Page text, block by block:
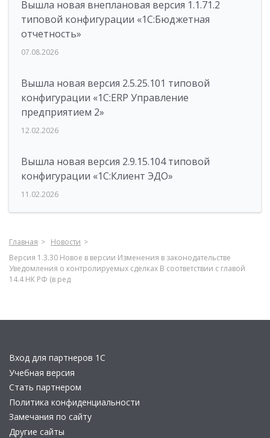
Вышла новая внеплановая версия 1.1.71.2
типовой конфигурации «1C:Бюджетная
отчетность»
07.08.2026
Вышла новая версия 2.5.25.101 типовой
конфигурации «1С:ERP Управление
предприятием 2»
12.02.2026
Вышла новая версия 2.9.15.104 типовой
конфигурации «1С:Клиент ЭДО»
11.02.2026
Главная
Новости
Версия 1.3.30 Новое в версии Изменения в законодательстве
Уведомления о контролируемых сделках В соответствии с главой
14.4 НК РФ (в ред
Вход для партнеров 1С
Учебная версия
Стать партнером
Политика конфиденциальности
Замечания по сайту
Другие сайты